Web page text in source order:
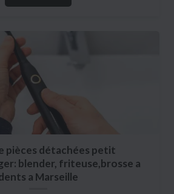
pièces détachées petit
blender, friteuse,brosse a
a Marseille